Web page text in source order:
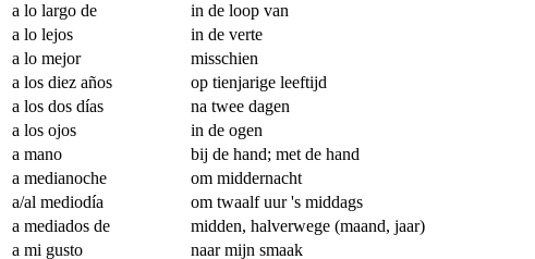
a lo largo de
in de loop van
a lo lejos
in de verte
a lo mejor
misschien
a los diez años
op tienjarige leeftijd
a los dos días
na twee dagen
a los ojos
in de ogen
a mano
bij de hand; met de hand
a medianoche
om middernacht
a/al mediodía
om twaalf uur 's middags
a mediados de
midden, halverwege (maand, jaar)
a mi gusto
naar mijn smaak